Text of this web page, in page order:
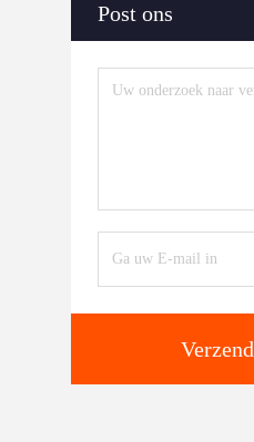
Post ons
Verzend